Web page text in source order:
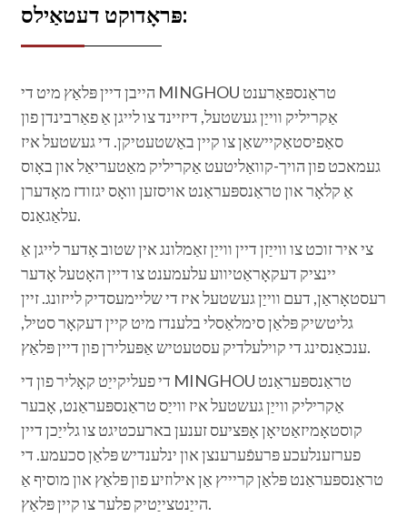
פּראָדוקט דעטאַילס:
הייבן דיין פּלאַץ מיט די MINGHOU טראַנספּאַרענט
אַקריליק ווייַן געשטעל, דיזיינד צו לייגן אַ פאַרבינדן פון
סאַפיסטאַקיישאַן צו קיין באַשטעטיקן. די געשטעל איז
געמאכט פון הויך-קוואַליטעט אַקריליק מאַטעריאַל און באָוס
אַ קלאָר און טראַנספּעראַנט אויסזען וואָס יגזודז מאָדערן
עלאַגאַנס.
צי איר זוכט צו ווייַזן דיין ווייַן זאַמלונג אין שטוב אָדער לייגן אַ
יינציק דעקאָראַטיווע עלעמענט צו דיין האָטעל אָדער
רעסטאָראַן, דעם ווייַן געשטעל איז די שליימעסדיק לייזונג. זיין
גליטשיק פּלאַן סימלאַסלי בלענדז מיט קיין דעקאָר סטיל,
ענכאַנסינג די קוילעלדיק עסטעטיש אַפּעלירן פון דיין פּלאַץ.
די פעליקייַט קאָליר פון די MINGHOU טראַנספּעראַנט
אַקריליק ווייַן געשטעל איז ווייַס טראַנספּעראַנט, אָבער
קוסטאָמיזאַטיאָן אָפּציעס זענען בארעכטיגט צו גלייַכן דיין
פערזענלעכע פּרעפֿערענצן און ינלענדיש פּלאַן סכעמע. די
טראַנספּעראַנט פּלאַן קריייץ אַן אילוזיע פון ​​פּלאַץ און מוסיף אַ
הייַנטצייַטיק פלער צו קיין פּלאַץ.